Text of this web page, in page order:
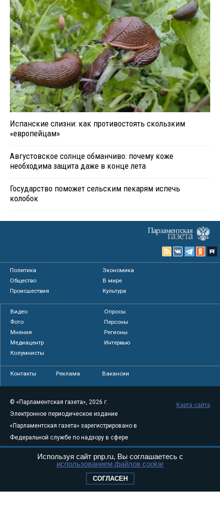
Испанские слизни: как противостоять скользким
«европейцам»
Августовское солнце обманчиво: почему коже
необходима защита даже в конце лета
Государство поможет сельским пекарям испечь
колобок
Политика
Экономика
Общество
В мире
Происшествия
Культура
Видео
Опросы
Фото
Персоны
Мнения
Регионы
Медиацентр
Интервью
Колумнисты
Контакты Реклама Вакансии
© «Парламентская газета», 2026 г.
Электронное периодическое издание
«Парламентская газета» зарегистрировано в
Федеральной службе по надзору в сфере
связи, информационных технологий и
массовых коммуникаций (Роскомнадзор) 05
Свидетельство о регистрации Эл № ФС77-
Карта сайта
Используя сайт pnp.ru, Вы соглашаетесь с
использованием файлов cookie
СОГЛАСЕН